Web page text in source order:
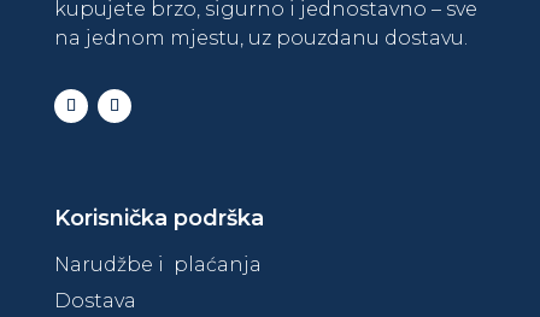
kupujete brzo, sigurno i jednostavno – sve
na jednom mjestu, uz pouzdanu dostavu.
Korisnička podrška
Narudžbe i plaćanja
Dostava